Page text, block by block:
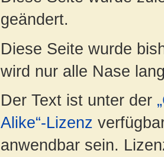
geändert.
Diese Seite wurde
wird nur alle Nase
Der Text ist unter der
Alike“-Lizenz
anwendbar sein.